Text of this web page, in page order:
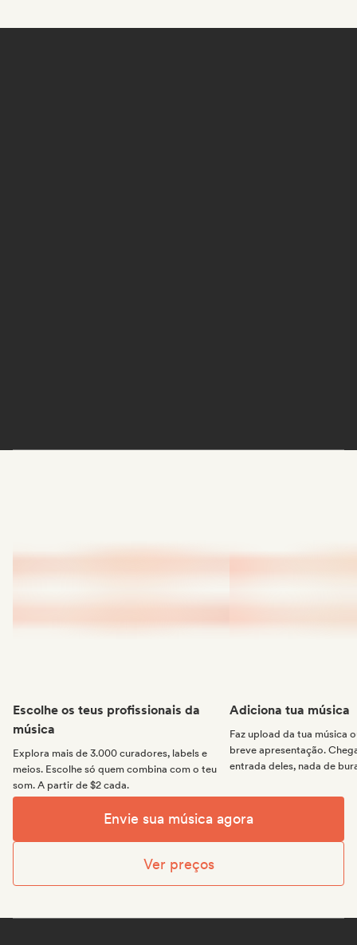
Escolhe os teus profissionais da
música
Explora mais de 3.000 curadores, labels e
meios. Escolhe só quem combina com o teu
som. A partir de $2 cada.
Adiciona tua música
Faz upload da tua música
breve apresentação.
entrada deles, nada de
Envie sua música agora
Ver preços